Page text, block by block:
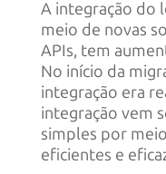
A integração do
meio de novas
APIs, tem
No início da
integração era
integração vem
simples por
eficientes e